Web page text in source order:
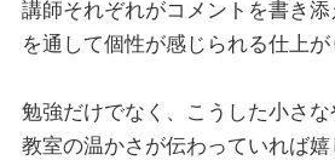
講師それぞれがコメントを書き
を通して個性が感じられる仕上が
勉強だけでなく、こうした小さな
教室の温かさが伝わっていれば嬉